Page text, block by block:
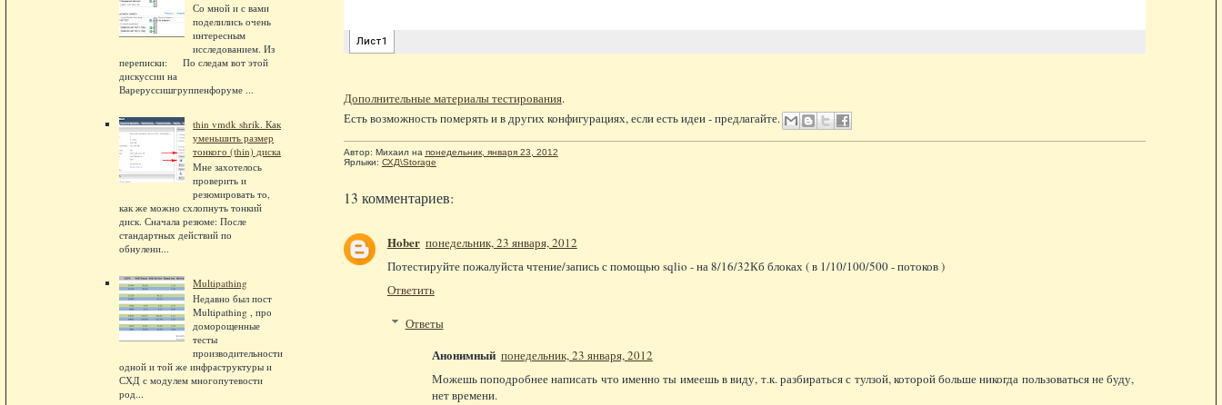
Со мной и с вами
поделились очень
интересным
исследованием. Из
переписки: По следам вот этой
дискуссии на
Вареруссишгруппенфоруме ...
thin vmdk shrik. Как
уменьшить размер
тонкого (thin) диска
Мне захотелось
проверить и
резюмировать то,
как же можно схлопнуть тонкий
диск. Сначала резюме: После
стандартных действий по
обнулени...
Multipathing
Недавно был пост
Multipathing , про
доморощенные
тесты
производительности
одной и той же инфраструктуры и
СХД с модулем многопутевости
род...
Дополнительные материалы тестирования.
Есть возможность померять и в других конфигурациях, если есть идеи - предлагайте.
Автор: Михаил на понедельник, января 23, 2012
Ярлыки: СХД\Storage
13 комментариев:
Hober понедельник, 23 января, 2012
Потестируйте пожалуйста чтение/запись с помощью sqlio - на 8/16/32Кб блоках ( в 1/10/100/500 - потоков )
Ответить
Ответы
Анонимный понедельник, 23 января, 2012
Можешь поподробнее написать что именно ты имеешь в виду, т.к. разбираться с тулзой, которой больше никогда пользоваться не буду,
нет времени.